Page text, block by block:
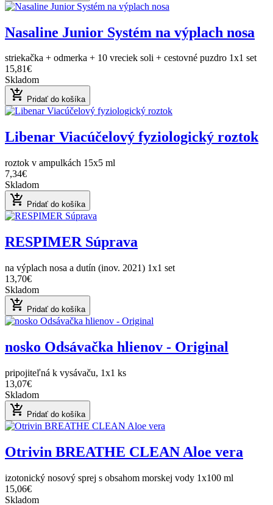
Nasaline Junior Systém na výplach nosa
striekačka + odmerka + 10 vreciek soli + cestovné puzdro 1x1 set
15,81€
Skladom
add_shopping_cart Pridať do košíka
Libenar Viacúčelový fyziologický roztok
roztok v ampulkách 15x5 ml
7,34€
Skladom
add_shopping_cart Pridať do košíka
RESPIMER Súprava
na výplach nosa a dutín (inov. 2021) 1x1 set
13,70€
Skladom
add_shopping_cart Pridať do košíka
nosko Odsávačka hlienov - Original
pripojiteľná k vysávaču, 1x1 ks
13,07€
Skladom
add_shopping_cart Pridať do košíka
Otrivin BREATHE CLEAN Aloe vera
izotonický nosový sprej s obsahom morskej vody 1x100 ml
15,06€
Skladom